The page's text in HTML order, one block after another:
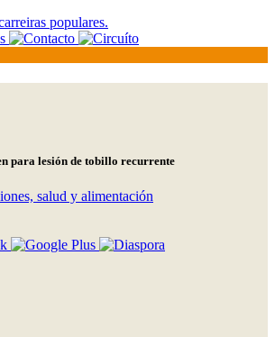
para lesión de tobillo recurrente
salud y alimentación